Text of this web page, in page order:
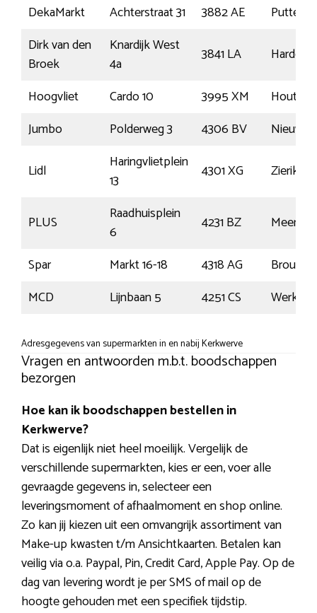
DekaMarkt
Achterstraat 31 3882 AE
Putten
Dirk van den
Broek
Knardijk West
4a
3841 LA
Hoogvliet
Cardo 10 3995 XM
Houten
Jumbo
Polderweg 3 4306 BV
Lidl
Haringvlietplein
13
4301 XG Zierikzee
PLUS
Raadhuisplein
6
4231 BZ
Spar
Markt 16-18 4318 AG
MCD
Lijnbaan 5 4251 CS
Adresgegevens van supermarkten in en nabij Kerkwerve
Vragen en antwoorden m.b.t. boodschappen
bezorgen
Hoe kan ik boodschappen bestellen in
Kerkwerve?
Dat is eigenlijk niet heel moeilijk. Vergelijk de
verschillende supermarkten, kies er een, voer alle
gevraagde gegevens in, selecteer een
leveringsmoment of afhaalmoment en shop online.
Zo kan jij kiezen uit een omvangrijk assortiment van
Make-up kwasten t/m Ansichtkaarten. Betalen kan
veilig via o.a. Paypal, Pin, Credit Card, Apple Pay. Op de
dag van levering wordt je per SMS of mail op de
hoogte gehouden met een specifiek tijdstip.